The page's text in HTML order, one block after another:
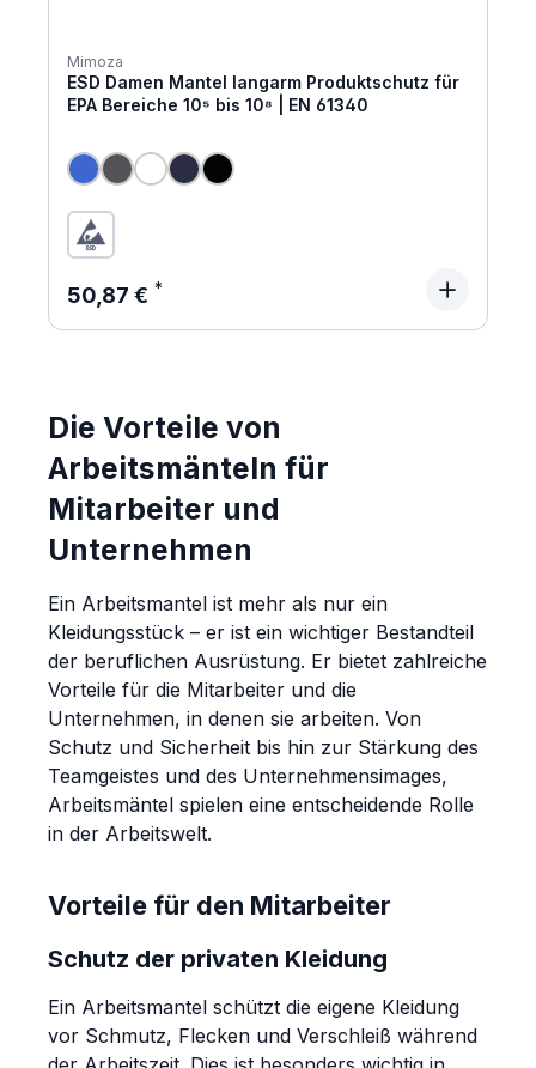
Mimoza
ESD Damen Mantel langarm Produktschutz für
EPA Bereiche 10⁵ bis 10⁸ | EN 61340
Regulärer Preis:
50,87 €
Die Vorteile von
Arbeitsmänteln für
Mitarbeiter und
Unternehmen
Ein Arbeitsmantel ist mehr als nur ein
Kleidungsstück – er ist ein wichtiger Bestandteil
der beruflichen Ausrüstung. Er bietet zahlreiche
Vorteile für die Mitarbeiter und die
Unternehmen, in denen sie arbeiten. Von
Schutz und Sicherheit bis hin zur Stärkung des
Teamgeistes und des Unternehmensimages,
Arbeitsmäntel spielen eine entscheidende Rolle
in der Arbeitswelt.
Vorteile für den Mitarbeiter
Schutz der privaten Kleidung
Ein Arbeitsmantel schützt die eigene Kleidung
vor Schmutz, Flecken und Verschleiß während